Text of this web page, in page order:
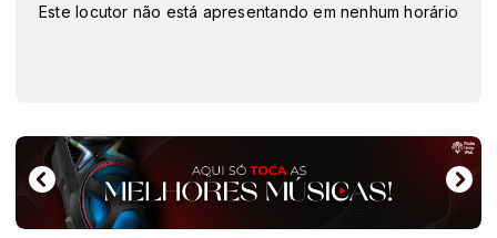
Este locutor não está apresentando em nenhum horário